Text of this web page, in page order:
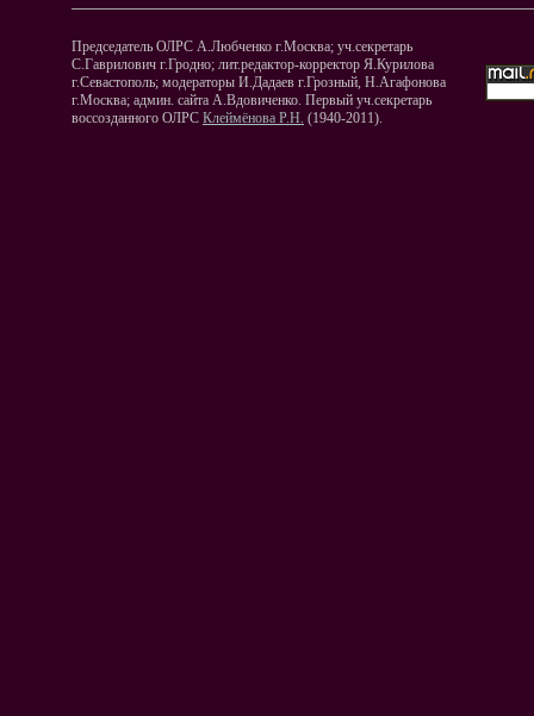
Председатель ОЛРС А.Любченко г.Москва; уч.секретарь
С.Гаврилович г.Гродно; лит.редактор-корректор Я.Курилова
г.Севастополь; модераторы И.Дадаев г.Грозный, Н.Агафонова
г.Москва; админ. сайта А.Вдовиченко. Первый уч.секретарь
воссозданного ОЛРС Клеймёнова Р.Н. (1940-2011).